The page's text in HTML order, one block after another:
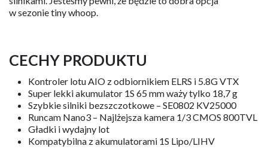
w sezonie tiny whoop.
CECHY PRODUKTU
Kontroler lotu AIO z odbiornikiem ELRS i 5.8G VTX
Super lekki akumulator 1S 65 mm waży tylko 18,7 g
Szybkie silniki bezszczotkowe – SE0802 KV25000
Runcam Nano3 – Najlżejsza kamera 1/3 CMOS 800TVL
Gładki i wydajny lot
Kompatybilna z akumulatorami 1S Lipo/LIHV